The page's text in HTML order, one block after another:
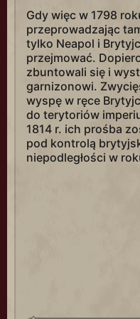
Gdy więc w 1798
przeprowadzając
tylko Neapol i
przejmować.
zbuntowali się i
garnizonowi.
wyspę w ręce
do terytoriów
1814 r. ich prośba
pod kontrolą
niepodległości w